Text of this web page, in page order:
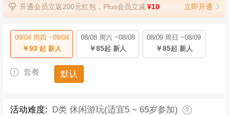
开通会员立返200元红包，Plus会员立减¥10 立即开通
09/04 周四 ~09/04
￥93起 新人
08/08 周六 ~08/08
￥85起 新人
08/09 周日 ~08/09
￥85起 新人
套餐 默认
活动难度: D类 休闲游玩(适宜5 ~ 65岁参加)